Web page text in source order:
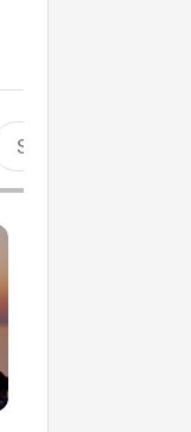
Sports aquatiques